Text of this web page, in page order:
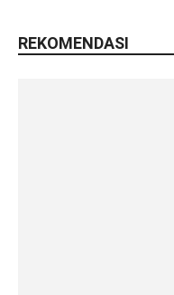
REKOMENDASI